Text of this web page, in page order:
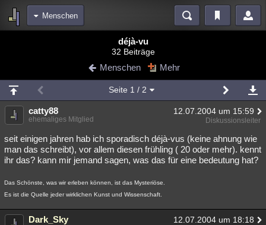
Menschen
Blogs
Chat Wiki Neuigkeiten
meine Rubriken
Menschen Mystery Kriminalfälle
Spiritualität Verschwörungen Technologie Ufologie
Natur Umfragen Unterhaltung
Philosophie Träume Orte Esoterik
Astronomie Gaming Filme
déjà-vu
32 Beiträge
Menschen Mehr
Seite 1 / 2
catty88 12.07.2004 um 15:59
ehemaliges Mitglied Diskussionsleiter
seit einigen jahren hab ich sporadisch déjà-vus (keine ahnung wie
man das schreibt), vor allem diesen frühling ( 20 oder mehr). kennt
ihr das? kann mir jemand sagen, was das für eine bedeutung hat?
Das Schönste, was wir erleben können, ist das Mysteriöse.
Es ist die Quelle jeder wirklichen Kunst und Wissenschaft.
Dark_Sky 12.07.2004 um 18:18